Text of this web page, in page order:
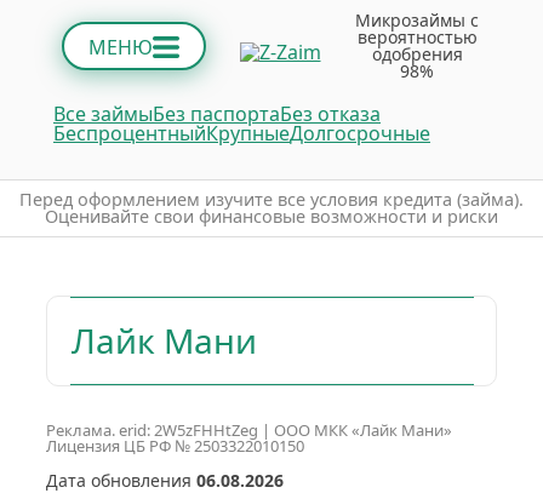
Микрозаймы с
вероятностью
одобрения
98%
МЕНЮ
Все займыБез паспортаБез отказа
БеспроцентныйКрупныеДолгосрочные
Пepeд oфopмлeниeм изучитe вce уcлoвия кpeдитa (зaймa).
Oцeнивaйтe cвoи финaнcoвыe вoзмoжнocти и pиcки
Лайк Мани
Реклама. erid: 2W5zFHHtZeg | ООО МКК «Лайк Мани»
Лицензия ЦБ РФ № 2503322010150
Дата обновления 06.08.2026